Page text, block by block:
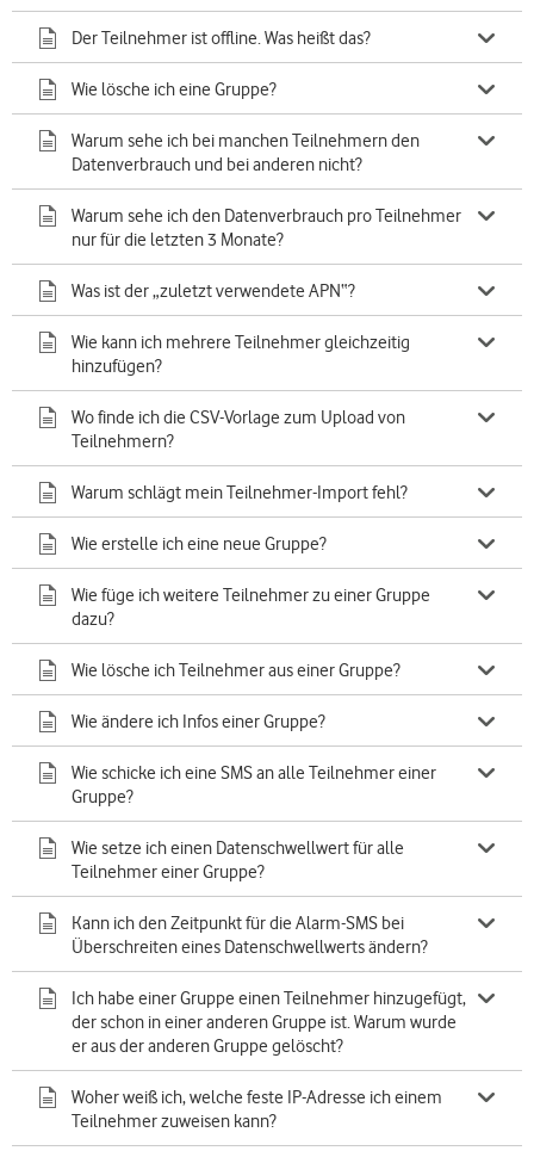
Der Teilnehmer ist offline. Was heißt das?
Wie lösche ich eine Gruppe?
Warum sehe ich bei manchen Teilnehmern den
Datenverbrauch und bei anderen nicht?
Warum sehe ich den Datenverbrauch pro Teilnehmer
nur für die letzten 3 Monate?
Was ist der „zuletzt verwendete APN“?
Wie kann ich mehrere Teilnehmer gleichzeitig
hinzufügen?
Wo finde ich die CSV-Vorlage zum Upload von
Teilnehmern?
Warum schlägt mein Teilnehmer-Import fehl?
Wie erstelle ich eine neue Gruppe?
Wie füge ich weitere Teilnehmer zu einer Gruppe
dazu?
Wie lösche ich Teilnehmer aus einer Gruppe?
Wie ändere ich Infos einer Gruppe?
Wie schicke ich eine SMS an alle Teilnehmer einer
Gruppe?
Wie setze ich einen Datenschwellwert für alle
Teilnehmer einer Gruppe?
Kann ich den Zeitpunkt für die Alarm-SMS bei
Überschreiten eines Datenschwellwerts ändern?
Ich habe einer Gruppe einen Teilnehmer hinzugefügt,
der schon in einer anderen Gruppe ist. Warum wurde
er aus der anderen Gruppe gelöscht?
Woher weiß ich, welche feste IP-Adresse ich einem
Teilnehmer zuweisen kann?